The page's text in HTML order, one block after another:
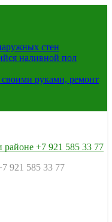
стен
наливной пол
своими руками, ремонт
+7 921 585 33 77
921 585 33 77